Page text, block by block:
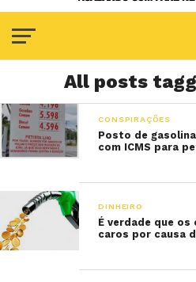
All posts
CONSPIRAÇÕES
Posto de
com ICMS para
DINHEIRO
É verdade que
caros por causa